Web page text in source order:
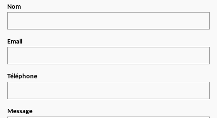
Nom
Email
Téléphone
Message